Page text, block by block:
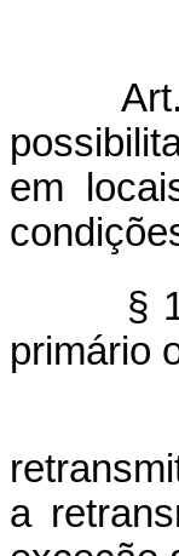
Art.
em
§
primário
§
a